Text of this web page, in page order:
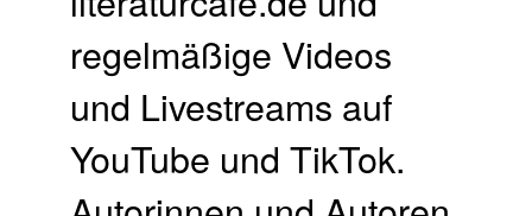
regelmäßige Videos
und Livestreams auf
YouTube und TikTok.